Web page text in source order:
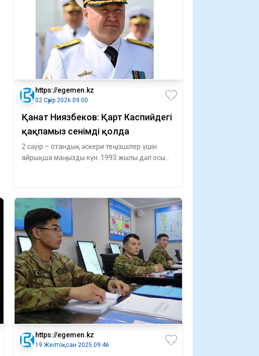
https://egemen.kz
02 Сәуір 2026 09:00
Қанат Ниязбеков: Қарт Каспийдегі
қақпамыз сенімді қолда
2 сәуір – отандық әскери теңізшілер үшін
айрықша маңызды күн. 1993 жылы дәл осы
https://egemen.kz
19 Желтоқсан 2025 09:46